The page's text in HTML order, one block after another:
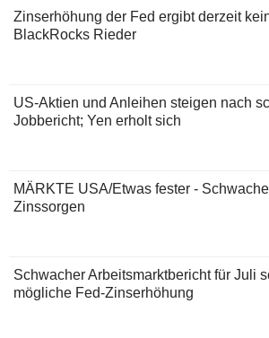
Zinserhöhung der Fed ergibt derzeit
BlackRocks Rieder
US-Aktien und Anleihen steigen nach
Jobbericht; Yen erholt sich
MÄRKTE USA/Etwas fester -
Zinssorgen
Schwacher Arbeitsmarktbericht für Juli
mögliche Fed-Zinserhöhung